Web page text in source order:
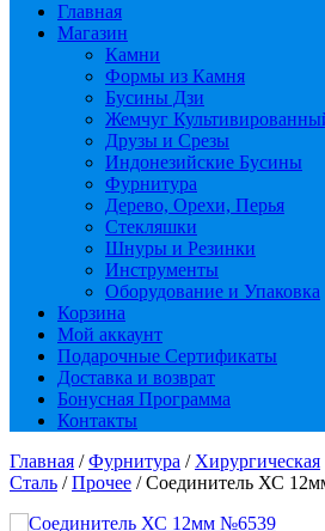
Главная
Магазин
Камни
Формы из Камня
Бусины Дзи
Жемчуг
Друзы и Срезы
Индонезийские Бусины
Фурнитура
Дерево, Орехи, Перья
Стекляшки
Шнуры и Резинки
Инструменты
Оборудование и Упаковка
Корзина
Мой аккаунт
Подарочные Сертификаты
Доставка и возврат
Бонусная Программа
Контакты
Главная /Фурнитура / Хирургическая
Сталь /Прочее / Соединитель ХС